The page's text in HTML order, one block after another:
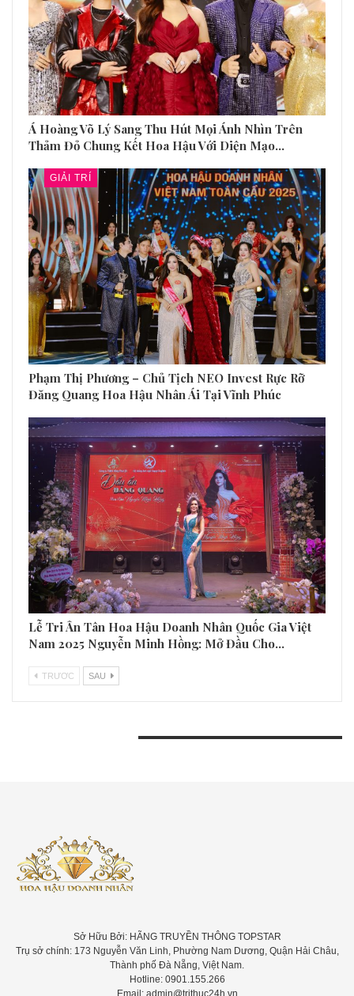
Á Hoàng Võ Lý Sang Thu Hút Mọi Ánh Nhìn Trên
Thảm Đỏ Chung Kết Hoa Hậu Với Diện Mạo…
GIẢI TRÍ
Phạm Thị Phương – Chủ Tịch NEO Invest Rực Rỡ
Đăng Quang Hoa Hậu Nhân Ái Tại Vĩnh Phúc
Lễ Tri Ân Tân Hoa Hậu Doanh Nhân Quốc Gia Việt
Nam 2025 Nguyễn Minh Hồng: Mở Đầu Cho…
TRƯƠC SAU
Sở Hữu Bởi: HÃNG TRUYỀN THÔNG TOPSTAR
Trụ sở chính: 173 Nguyễn Văn Linh, Phường Nam Dương, Quận Hải Châu,
Thành phố Đà Nẵng, Việt Nam.
Hotline: 0901.155.266